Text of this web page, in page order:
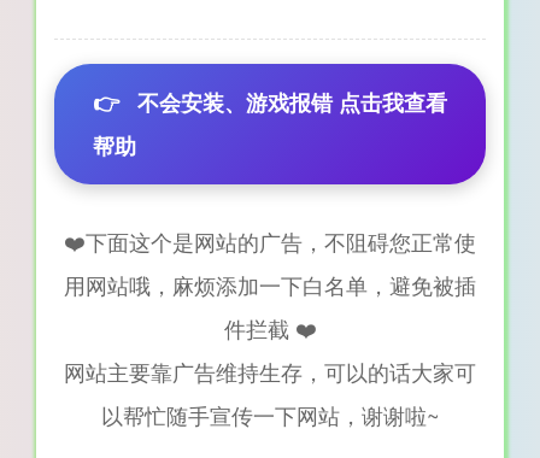
👉 不会安装、游戏报错 点击我查看
帮助
❤️下面这个是网站的广告，不阻碍您正常使
用网站哦，麻烦添加一下白名单，避免被插
件拦截 ❤️
网站主要靠广告维持生存，可以的话大家可
以帮忙随手宣传一下网站，谢谢啦~